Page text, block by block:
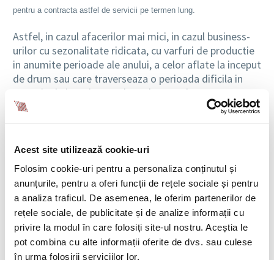
Acest site utilizează cookie-uri
Folosim cookie-uri pentru a personaliza conținutul și
anunțurile, pentru a oferi funcții de rețele sociale și pentru
a analiza traficul. De asemenea, le oferim partenerilor de
rețele sociale, de publicitate și de analize informații cu
privire la modul în care folosiți site-ul nostru. Aceștia le
pot combina cu alte informații oferite de dvs. sau culese
în urma folosirii serviciilor lor.
pentru a contracta astfel de servicii pe termen lung.
Astfel, in cazul afacerilor mai mici, in cazul business-
urilor cu sezonalitate ridicata, cu varfuri de productie
in anumite perioade ale anului, a celor aflate la inceput
de drum sau care traverseaza o perioada dificila in
materie de imagine, apelarea la consultanta este una
dintre cele mai bune solutii. In astfel de cazuri,
serviciile unui consultant reprezinta cea mai rapida si
care trec prin perioade de tranzitie, care se afla in
proces de reorganizare, serviciile unui consultant in
materie de anumite servicii pot sa se transforme intr-
un mare ajutor. In primul rand, pentru a ajuta
organizatia sa depaseasca o perioada dificila, liderii
acesteia trebuie sa consulte specialistii pentru